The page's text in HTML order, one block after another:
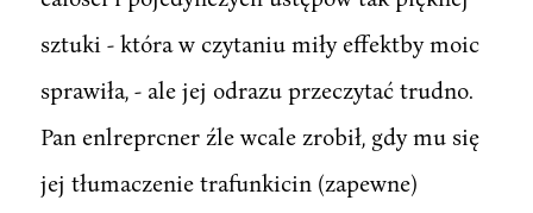
sztuki - która w czytaniu miły effektby moic
sprawiła, - ale jej odrazu przeczytać trudno.
Pan enlreprcner źle wcale zrobił, gdy mu się
jej tłumaczenie trafunkicin (zapewne)